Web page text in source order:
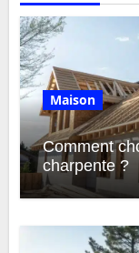
Maison
Comment
charpente ?